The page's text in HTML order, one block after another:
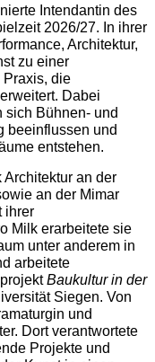
Intendantin des
2026/27. In ihrer
Architektur,
zu einer
die
Dabei
sich Bühnen- und
beeinflussen und
entstehen.
an der
an der Mimar
ihrer
Milk erarbeitete sie
unter anderem in
arbeitete
Baukultur in der
Siegen. Von
und
Dort verantwortete
Projekte und